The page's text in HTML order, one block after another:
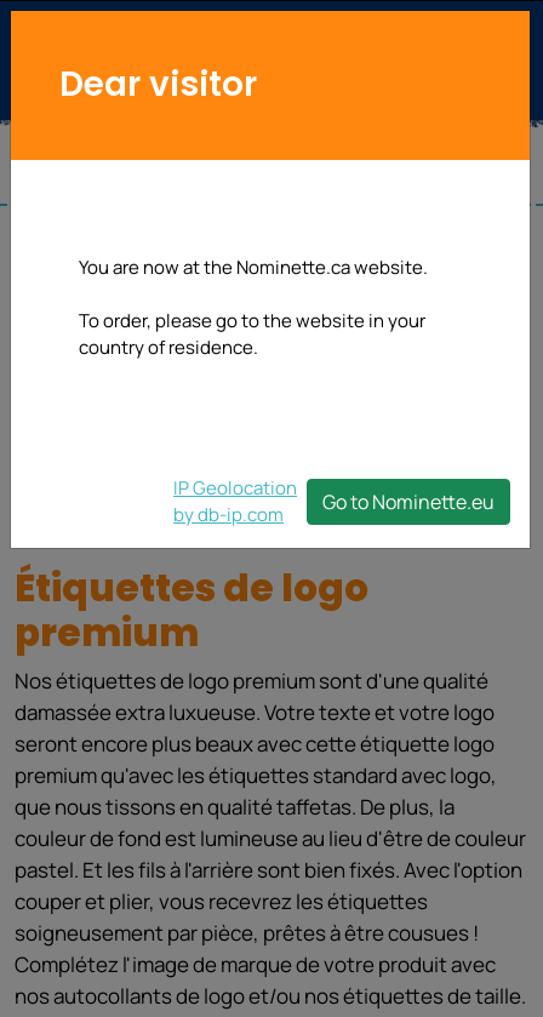
Étiquettes de logo
premium
Nos étiquettes de logo premium sont d'une qualité
damassée extra luxueuse. Votre texte et votre logo
seront encore plus beaux avec cette étiquette logo
premium qu'avec les étiquettes standard avec logo,
que nous tissons en qualité taffetas. De plus, la
couleur de fond est lumineuse au lieu d'être de couleur
pastel. Et les fils à l'arrière sont bien fixés. Avec l'option
couper et plier, vous recevrez les étiquettes
soigneusement par pièce, prêtes à être cousues !
Complétez l'image de marque de votre produit avec
nos autocollants de logo et/ou nos étiquettes de taille.
Dear visitor
You are now at the Nominette.ca website.
To order, please go to the website in your
country of residence.
IP Geolocation
by db-ip.com
Go to Nominette.eu